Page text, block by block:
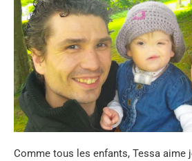
Comme tous les enfants, Tessa aime